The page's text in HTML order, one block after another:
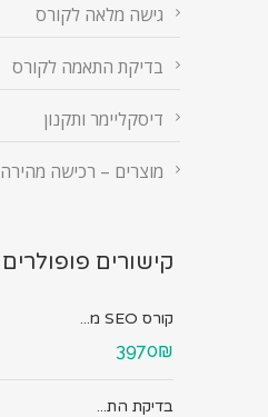
גישה מלאה לקורס
בדיקת התאמה לקורס
דיסקליימר ותקנון
מוצרים – רכישה מהירה
קישורים פופולרים
קורס SEO מ...
3970₪
בדיקת הת...